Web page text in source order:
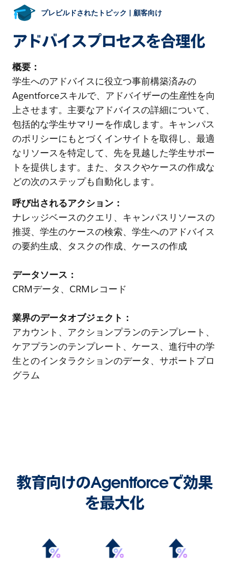
プレビルドされたトピック | 顧客向け
アドバイスプロセスを合理化
概要：
学生へのアドバイスに役立つ事前構築済みの
Agentforceスキルで、アドバイザーの生産性を向
上させます。主要なアドバイスの詳細について、
包括的な学生サマリーを作成します。キャンパス
のポリシーにもとづくインサイトを取得し、最適
なリソースを特定して、先を見越した学生サポー
トを提供します。また、タスクやケースの作成な
どの次のステップも自動化します。
呼び出されるアクション：
ナレッジベースのクエリ、キャンパスリソースの
推奨、学生のケースの検索、学生へのアドバイス
の要約生成、タスクの作成、ケースの作成
データソース：
CRMデータ、CRMレコード
業界のデータオブジェクト：
アカウント、アクションプランのテンプレート、
ケアプランのテンプレート、ケース、進行中の学
生とのインタラクションのデータ、サポートプロ
グラム
教育向けのAgentforceで効果
を最大化